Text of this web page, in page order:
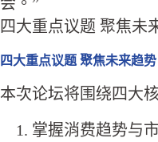
四大重点议题 聚焦未
四大重点议题 聚焦未来趋势
本次论坛将围绕四大
掌握消费趋势与